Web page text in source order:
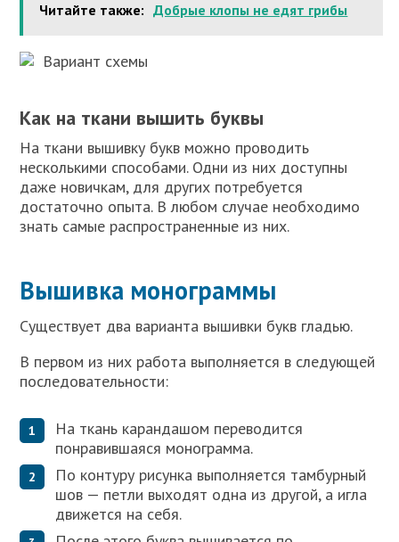
Читайте также: Добрые клопы не едят грибы
Вариант схемы
Как на ткани вышить буквы
На ткани вышивку букв можно проводить
несколькими способами. Одни из них доступны
даже новичкам, для других потребуется
достаточно опыта. В любом случае необходимо
знать самые распространенные из них.
Вышивка монограммы
Существует два варианта вышивки букв гладью.
В первом из них работа выполняется в следующей
последовательности:
На ткань карандашом переводится
понравившаяся монограмма.
По контуру рисунка выполняется тамбурный
шов — петли выходят одна из другой, а игла
движется на себя.